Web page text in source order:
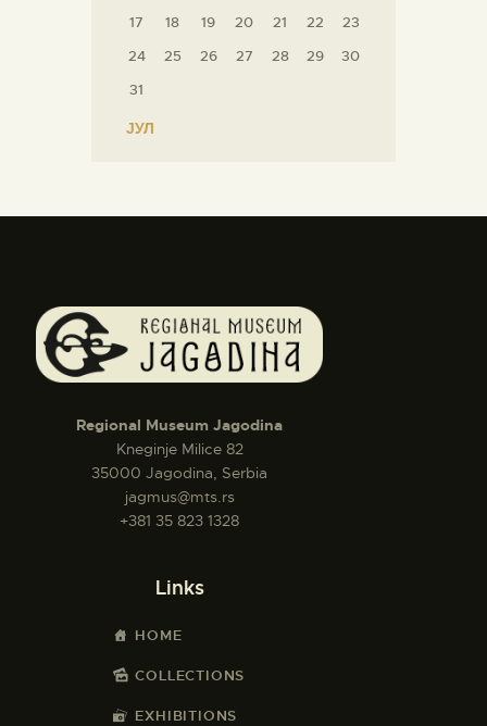
17
18 19 20 21 22
23
24
25 26 27 28 29
30
31
« ЈУЛ
Regional Museum Jagodina
Kneginje Milice 82
35000 Jagodina, Serbia
jagmus@mts.rs
+381 35 823 1328
Links
HOME
COLLECTIONS
EXHIBITIONS